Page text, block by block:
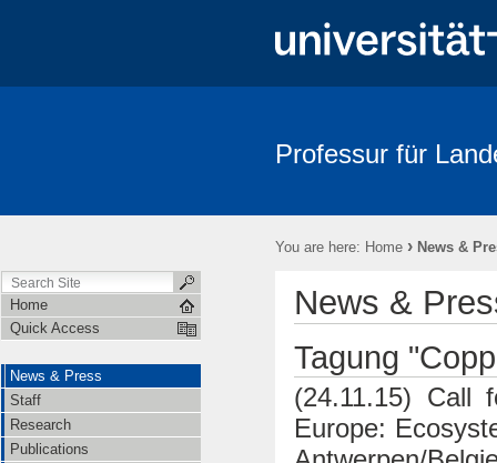
Professur für
You are here: Home › News &
Home
Quick Access
News & Press
Staff
Research
Publications
News &
Tagung
(24.11.15) Call
Europe: